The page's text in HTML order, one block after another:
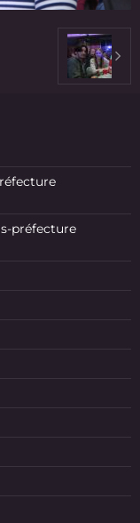
préfecture